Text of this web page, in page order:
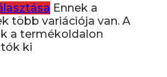
Ennek a
több variációja van. A
a termékoldalon
ki